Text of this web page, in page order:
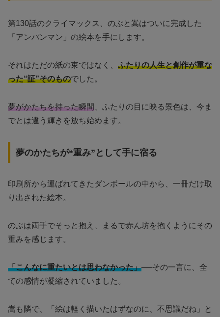
第130話のクライマックス、のぶと嵩はついに完成した
「アンパンマン」の絵本を手にします。
それはただの紙の束ではなく、 ふたりの人生と創作が重な
った“証”そのものでした。
夢がかたちを持った瞬間 、ふたりの目に映る景色は、今ま
でとは違う輝きを放ち始めます。
夢のかたちが“重み”として手に宿る
印刷所から運ばれてきたダンボールの中から、一冊だけ取
り出された絵本。
のぶは両手でそっと抱え、まるで赤ん坊を抱くようにその
重みを感じます。
「こんなに重たいとは思わなかった」──その一言に、全
ての感情が凝縮されていました。
嵩も隣で、「絵は軽く描いたはずなのに、不思議だね」と